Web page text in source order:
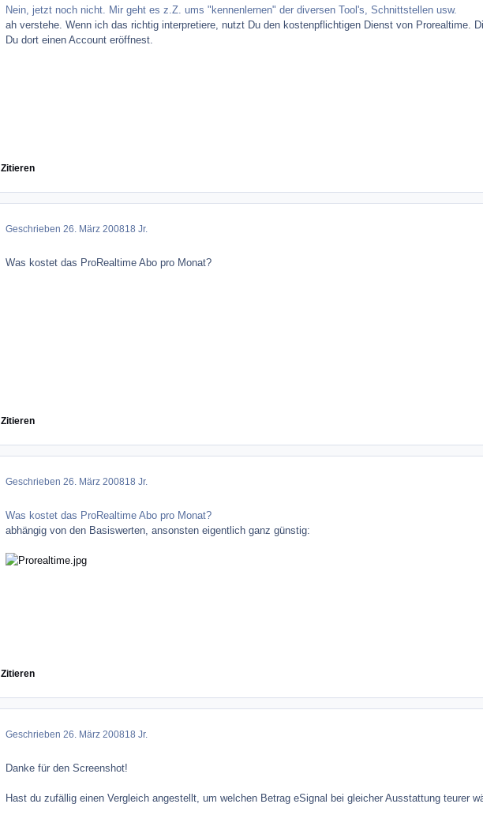
Nein, jetzt noch nicht. Mir geht es z.Z. ums "kennenlernen" der diversen Tool's, Schnittstellen usw.
ah verstehe. Wenn ich das richtig interpretiere, nutzt Du den kostenpflichtigen Dienst von Prorealtime.
Du dort einen Account eröffnest.
Zitieren
Geschrieben 26. März 200818 Jr.
Was kostet das ProRealtime Abo pro Monat?
Zitieren
Geschrieben 26. März 200818 Jr.
Was kostet das ProRealtime Abo pro Monat?
abhängig von den Basiswerten, ansonsten eigentlich ganz günstig:
Zitieren
Geschrieben 26. März 200818 Jr.
Danke für den Screenshot!
Hast du zufällig einen Vergleich angestellt, um welchen Betrag eSignal bei gleicher Ausstattung teurer